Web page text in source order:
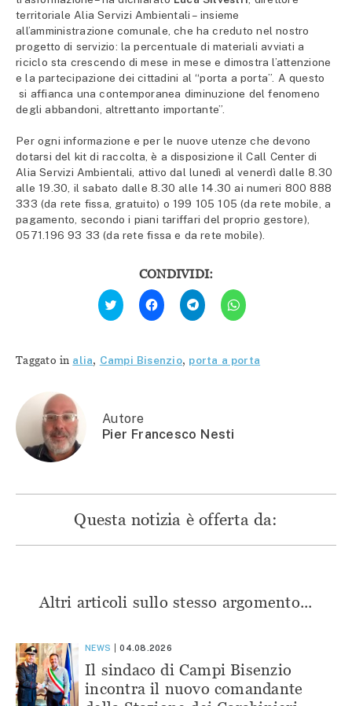
territoriale Alia Servizi Ambientali – insieme
all’amministrazione comunale, che ha creduto nel nostro
progetto di servizio: la percentuale di materiali avviati a
riciclo sta crescendo di mese in mese e dimostra l’attenzione
e la partecipazione dei cittadini al “porta a porta”. A questo
si affianca una contemporanea diminuzione del fenomeno
degli abbandoni, altrettanto importante”.
Per ogni informazione e per le nuove utenze che devono
dotarsi del kit di raccolta, è a disposizione il Call Center di
Alia Servizi Ambientali, attivo dal lunedì al venerdì dalle 8.30
alle 19.30, il sabato dalle 8.30 alle 14.30 ai numeri 800 888
333 (da rete fissa, gratuito) o 199 105 105 (da rete mobile, a
pagamento, secondo i piani tariffari del proprio gestore),
0571.196 93 33 (da rete fissa e da rete mobile).
CONDIVIDI:
Fai
clic
qui
Twitter
(Si
finestra)
Fai
clic
per
condividere
apre
Fai
clic
per
condividere
(Si
apre
Fai
clic
per
(Si
apre
Taggato in alia, Campi Bisenzio, porta a porta
Autore
Pier Francesco Nesti
Questa notizia è offerta da:
Altri articoli sullo stesso argomento...
NEWS 04.08.2026
Il sindaco di Campi Bisenzio
incontra il nuovo comandante